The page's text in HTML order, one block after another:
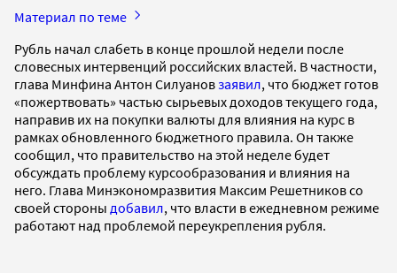
Материал по теме
Рубль начал слабеть в конце прошлой недели после
словесных интервенций российских властей. В частности,
глава Минфина Антон Силуановзаявил, что бюджет готов
«пожертвовать» частью сырьевых доходов текущего года,
направив их на покупки валюты для влияния на курс в
рамках обновленного бюджетного правила. Он также
сообщил, что правительство на этой неделе будет
обсуждать проблему курсообразования и влияния на
него. Глава Минэкономразвития Максим Решетников со
своей стороны добавил, что власти в ежедневном режиме
работают над проблемой переукрепления рубля.